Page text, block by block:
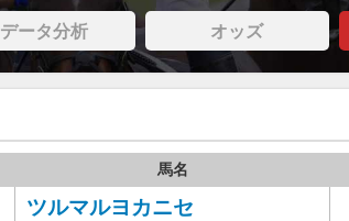
データ分析 オッズ
馬名
ツルマルヨカニセ